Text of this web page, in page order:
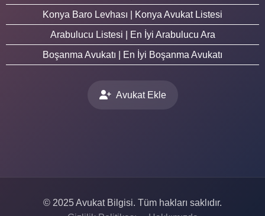
Konya Baro Levhası | Konya Avukat Listesi
Arabulucu Listesi | En İyi Arabulucu Ara
Boşanma Avukatı | En İyi Boşanma Avukatı
Avukat Ekle
© 2025 Avukat Bilgisi. Tüm hakları saklıdır.